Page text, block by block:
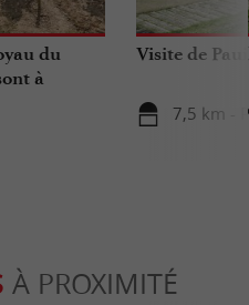
du
à
Visite de
7,5 km -
À PROXIMITÉ